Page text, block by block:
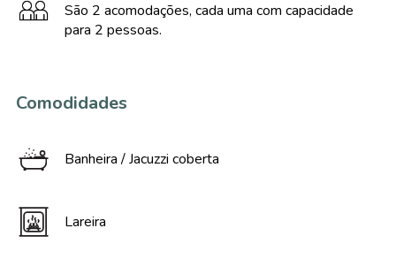
São 2 acomodações, cada uma com capacidade
para 2 pessoas.
Comodidades
Banheira / Jacuzzi coberta
Lareira